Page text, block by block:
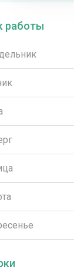
работы